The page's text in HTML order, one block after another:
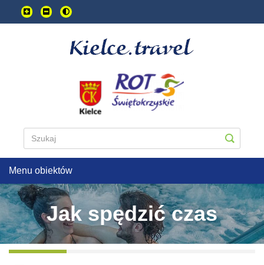
Przejdź
do
Menu obiektów
Jak spędzić czas